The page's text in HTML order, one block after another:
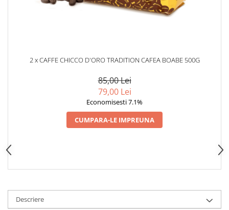
2 x CAFFE CHICCO D'ORO TRADITION CAFEA BOABE 500G
85,00 Lei
79,00 Lei
Economisesti 7.1%
CUMPARA-LE IMPREUNA
Descriere